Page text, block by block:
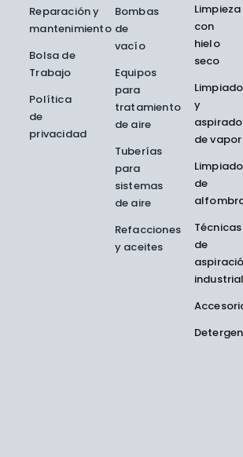
Reparación y
mantenimiento
Bolsa de
Trabajo
Política
de
privacidad
Bombas
de
vacío
Equipos
para
tratamiento
de aire
Tuberías
para
sistemas
de aire
Refacciones
y aceites
Limpieza
con
hielo
seco
y
de vapor
de
Técnicas
de
industrial